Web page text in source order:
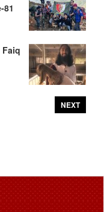
81
NEXT